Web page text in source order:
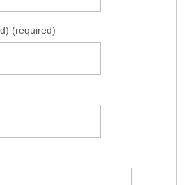
(required)